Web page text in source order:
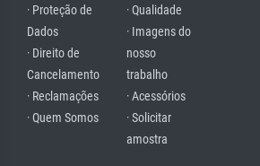
· Proteção de
Dados
· Direito de
Cancelamento
· Reclamações
· Quem Somos
· Qualidade
· Imagens do
nosso
trabalho
· Acessórios
· Solicitar
amostra